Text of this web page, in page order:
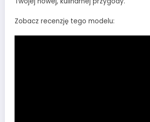
Zobacz recenzję tego modelu: